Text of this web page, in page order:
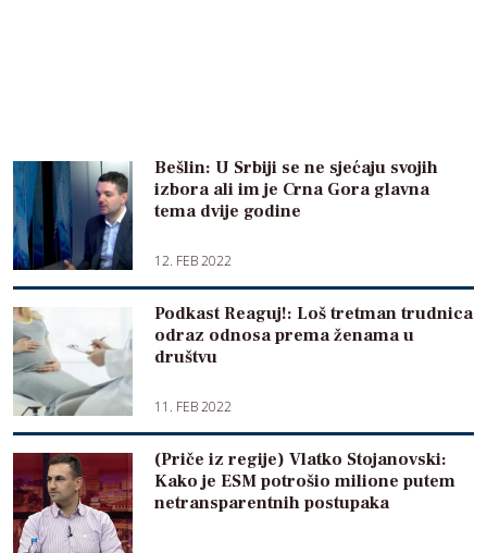
Bešlin: U Srbiji se ne sjećaju svojih
izbora ali im je Crna Gora glavna
tema dvije godine
12. FEB 2022
Podkast Reaguj!: Loš tretman trudnica
odraz odnosa prema ženama u
društvu
11. FEB 2022
(Priče iz regije) Vlatko Stojanovski:
Kako je ESM potrošio milione putem
netransparentnih postupaka